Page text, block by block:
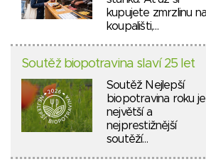
kupujete zmrzlinu na
koupališti,…
Soutěž biopotravina slaví 25 let
Soutěž Nejlepší
biopotravina roku je
největší a
nejprestižnější
soutěží…